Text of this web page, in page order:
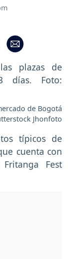
de Bogotá
Jhonfoto
típicos de
cuenta con
Fest